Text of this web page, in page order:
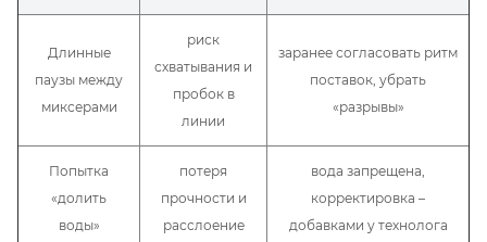
Длинные
паузы между
миксерами
риск
схватывания и
пробок в
линии
заранее согласовать ритм
поставок, убрать
«разрывы»
Попытка
«долить
воды»
потеря
прочности и
расслоение
вода запрещена,
корректировка –
добавками у технолога